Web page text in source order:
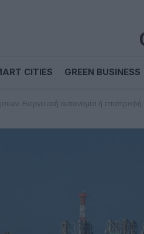
CITIES GREEN BUSINESS
Ενεργειακή αυτονομία ή επιστροφή